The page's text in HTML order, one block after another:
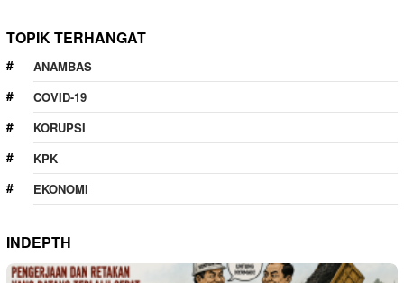
TOPIK TERHANGAT
ANAMBAS
COVID-19
KORUPSI
KPK
EKONOMI
INDEPTH